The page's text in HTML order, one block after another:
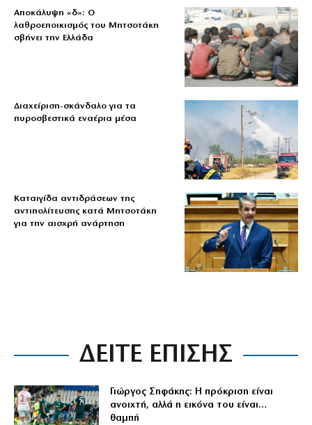
Αποκάλυψη «δ»: Ο
λαθροεποικισμός του Μητσοτάκη
σβήνει την Ελλάδα
Διαχείριση-σκάνδαλο για τα
πυροσβεστικά εναέρια μέσα
Καταιγίδα αντιδράσεων της
αντιπολίτευσης κατά Μητσοτάκη
για την αισχρή ανάρτηση
ΔΕΙΤΕ ΕΠΙΣΗΣ
Γιώργος Σηφάκης: Η πρόκριση είναι
ανοιχτή, αλλά η εικόνα του είναι…
θαμπή